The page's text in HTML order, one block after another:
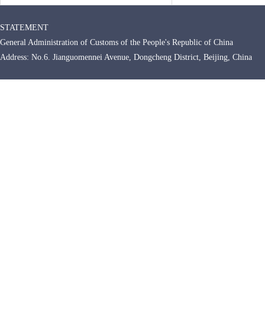
STATEMENT
General Administration of Customs of the People's Republic of China
Address: No.6. Jianguomennei Avenue, Dongcheng District, Beijing,